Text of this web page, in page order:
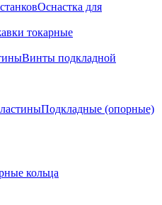
Оснастка для
токарные
Винты подкладной
Подкладные (опорные)
кольца